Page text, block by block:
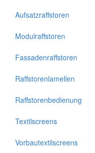
Aufsatzraffstoren
Modulraffstoren
Fassadenraffstoren
Raffstorenlamellen
Raffstorenbedienung
Textilscreens
Vorbautextilscreens